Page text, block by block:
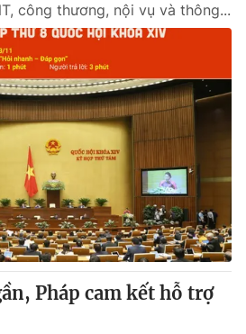
công thương, nội vụ và thông...
Pháp cam kết hỗ trợ